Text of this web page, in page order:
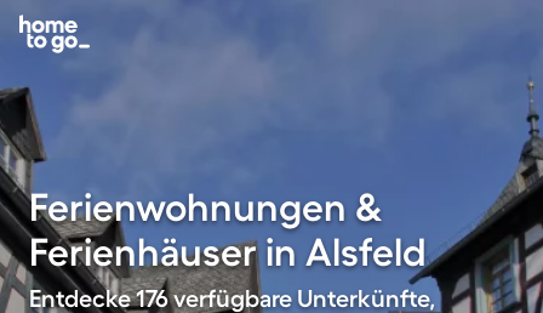
Ferienwohnungen &
Ferienhäuser in Alsfeld
Entdecke 176 verfügbare Unterkünfte,